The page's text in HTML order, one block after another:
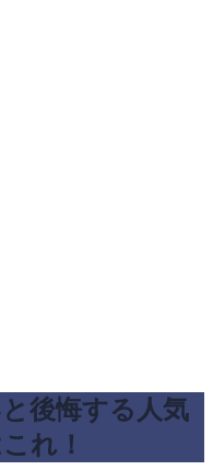
後悔する人気
れ！